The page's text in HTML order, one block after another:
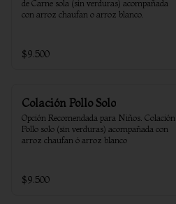
de Carne sola (sin verduras) acompañada
con arroz chaufan o arroz blanco.
$9.500
Colación Pollo Solo
Opción Recomendada para Niños. Colación
Pollo solo (sin verduras) acompañada con
arroz chaufan ó arroz blanco
$9.500